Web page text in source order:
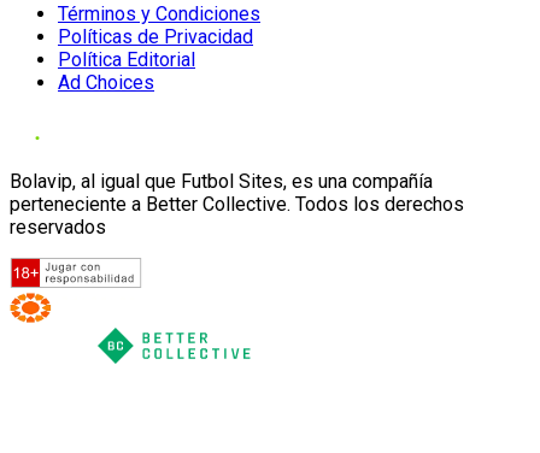
Términos y Condiciones
Políticas de Privacidad
Política Editorial
Ad Choices
Bolavip, al igual que Futbol Sites, es una compañía
perteneciente a Better Collective. Todos los derechos
reservados